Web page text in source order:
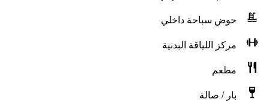
حوض سباحة داخلي
مركز اللياقة البدنية
مطعم
بار / صالة